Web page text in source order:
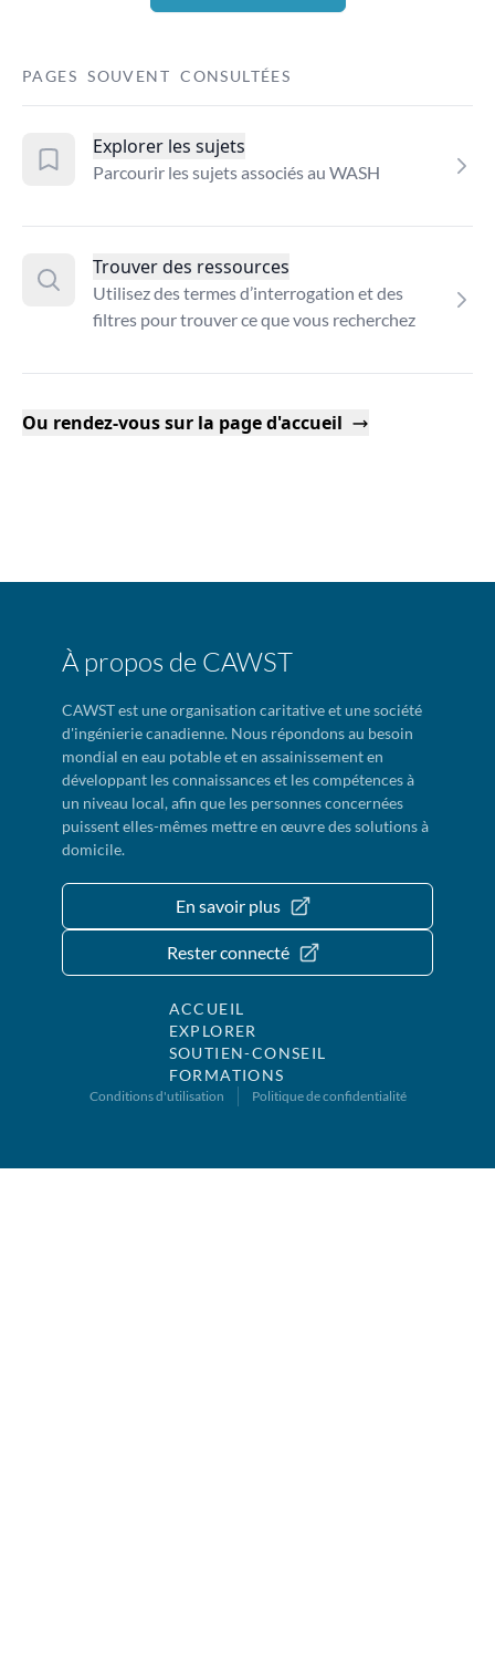
PAGES SOUVENT CONSULTÉES
Explorer les sujets
Parcourir les sujets associés au WASH
Trouver des ressources
Utilisez des termes d’interrogation et des
filtres pour trouver ce que vous recherchez
Ou rendez-vous sur la page d'accueil
À propos de CAWST
CAWST est une organisation caritative et une société
d'ingénierie canadienne. Nous répondons au besoin
mondial en eau potable et en assainissement en
développant les connaissances et les compétences à
un niveau local, afin que les personnes concernées
puissent elles-mêmes mettre en œuvre des solutions à
domicile.
En savoir plus
Rester connecté
ACCUEIL
EXPLORER
SOUTIEN-CONSEIL
FORMATIONS
Conditions d'utilisation Politique de confidentialité